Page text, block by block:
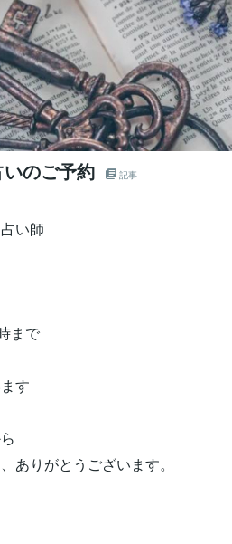
のご予約 記事
い師
まで
す
ありがとうございます。